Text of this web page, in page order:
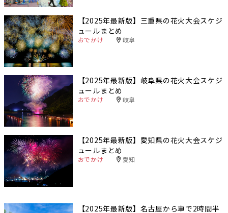
【2025年最新版】三重県の花火大会スケジ
ュールまとめ
おでかけ 岐阜
【2025年最新版】岐阜県の花火大会スケジ
ュールまとめ
おでかけ 岐阜
【2025年最新版】愛知県の花火大会スケジ
ュールまとめ
おでかけ 愛知
【2025年最新版】名古屋から車で2時間半